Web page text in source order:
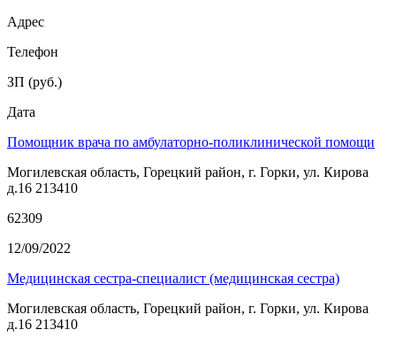
Адрес
Телефон
ЗП (руб.)
Дата
Помощник врача по амбулаторно-поликлинической помощи
Могилевская область, Горецкий район, г. Горки, ул. Кирова
д.16 213410
62309
12/09/2022
Медицинская сестра-специалист (медицинская сестра)
Могилевская область, Горецкий район, г. Горки, ул. Кирова
д.16 213410